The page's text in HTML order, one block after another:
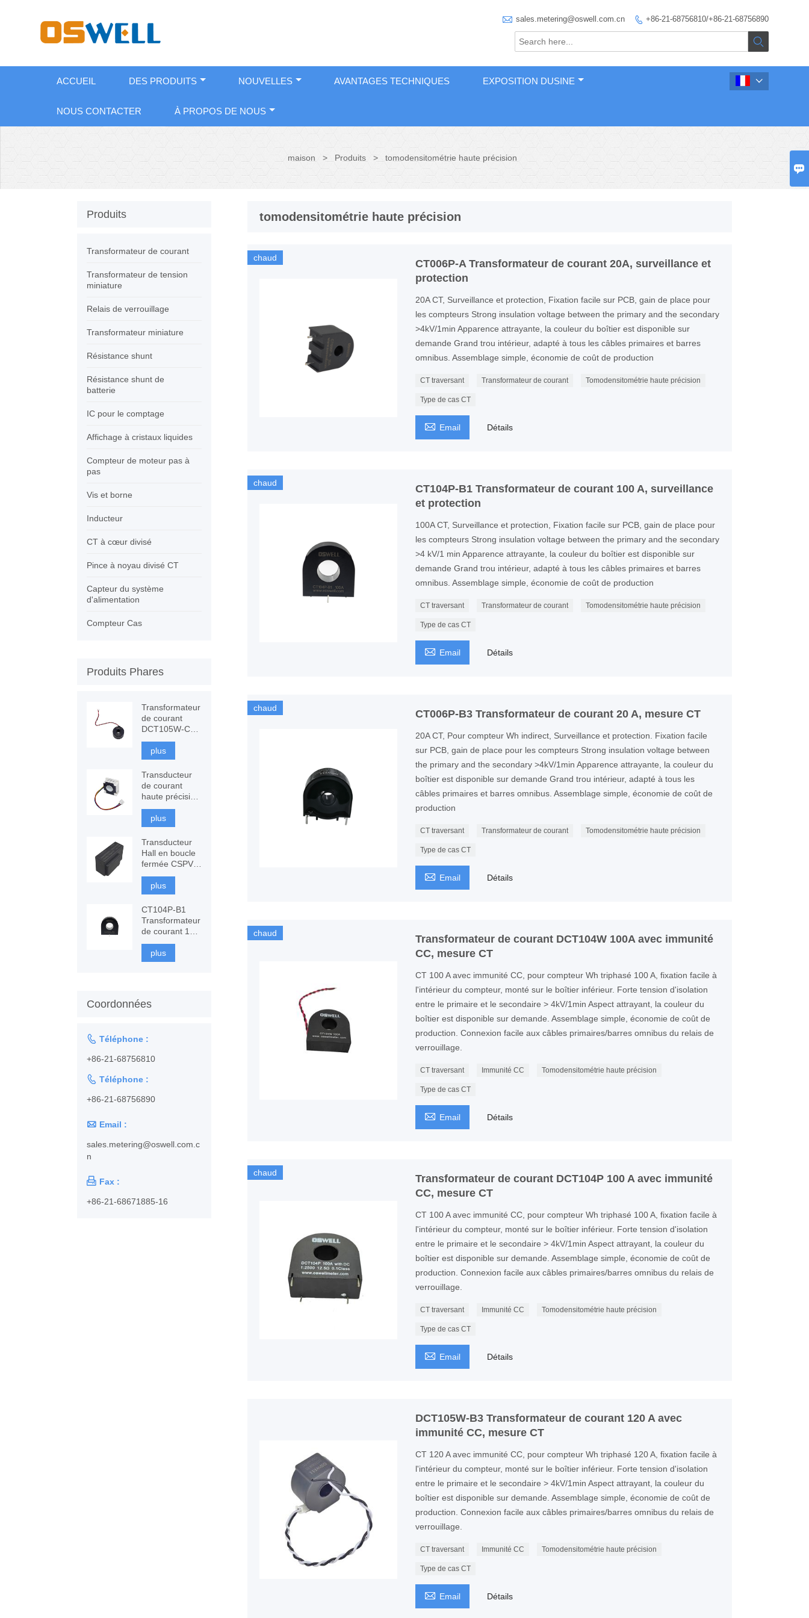

 sales.metering@oswell.com.cn  +86-21-68756810/+86-21-68756890

ACCUEIL DES PRODUITS NOUVELLES AVANTAGES TECHNIQUES EXPOSITION DUSINE
NOUS CONTACTER À PROPOS DE NOUS

maison > Produits > tomodensitométrie haute précision
tomodensitométrie haute précision
chaud
CT006P-A Transformateur de courant 20A, surveillance et
protection
20A CT, Surveillance et protection, Fixation facile sur PCB, gain de place pour
les compteurs Strong insulation voltage between the primary and the secondary
>4kV/1min Apparence attrayante, la couleur du boîtier est disponible sur
demande Grand trou intérieur, adapté à tous les câbles primaires et barres
omnibus. Assemblage simple, économie de coût de production
CT traversant Transformateur de courant Tomodensitométrie haute précision
Type de cas CT
 Email Détails
chaud
CT104P-B1 Transformateur de courant 100 A, surveillance
et protection
100A CT, Surveillance et protection, Fixation facile sur PCB, gain de place pour
les compteurs Strong insulation voltage between the primary and the secondary
>4 kV/1 min Apparence attrayante, la couleur du boîtier est disponible sur
demande Grand trou intérieur, adapté à tous les câbles primaires et barres
omnibus. Assemblage simple, économie de coût de production
CT traversant Transformateur de courant Tomodensitométrie haute précision
Type de cas CT
 Email Détails
chaud CT006P-B3 Transformateur de courant 20 A, mesure CT
20A CT, Pour compteur Wh indirect, Surveillance et protection. Fixation facile
sur PCB, gain de place pour les compteurs Strong insulation voltage between
the primary and the secondary >4kV/1min Apparence attrayante, la couleur du
boîtier est disponible sur demande Grand trou intérieur, adapté à tous les
câbles primaires et barres omnibus. Assemblage simple, économie de coût de
production
CT traversant Transformateur de courant Tomodensitométrie haute précision
Type de cas CT
 Email Détails
chaud
Transformateur de courant DCT104W 100A avec immunité
CC, mesure CT
CT 100 A avec immunité CC, pour compteur Wh triphasé 100 A, fixation facile à
l'intérieur du compteur, monté sur le boîtier inférieur. Forte tension d'isolation
entre le primaire et le secondaire > 4kV/1min Aspect attrayant, la couleur du
boîtier est disponible sur demande. Assemblage simple, économie de coût de
production. Connexion facile aux câbles primaires/barres omnibus du relais de
verrouillage.
CT traversant Immunité CC Tomodensitométrie haute précision
Type de cas CT
 Email Détails
chaud
Transformateur de courant DCT104P 100 A avec immunité
CC, mesure CT
CT 100 A avec immunité CC, pour compteur Wh triphasé 100 A, fixation facile à
l'intérieur du compteur, monté sur le boîtier inférieur. Forte tension d'isolation
entre le primaire et le secondaire > 4kV/1min Aspect attrayant, la couleur du
boîtier est disponible sur demande. Assemblage simple, économie de coût de
production. Connexion facile aux câbles primaires/barres omnibus du relais de
verrouillage.
CT traversant Immunité CC Tomodensitométrie haute précision
Type de cas CT
 Email Détails
DCT105W-B3 Transformateur de courant 120 A avec
immunité CC, mesure CT
CT 120 A avec immunité CC, pour compteur Wh triphasé 120 A, fixation facile à
l'intérieur du compteur, monté sur le boîtier inférieur. Forte tension d'isolation
entre le primaire et le secondaire > 4kV/1min Aspect attrayant, la couleur du
boîtier est disponible sur demande. Assemblage simple, économie de coût de
production. Connexion facile aux câbles primaires/barres omnibus du relais de
verrouillage.
CT traversant Immunité CC Tomodensitométrie haute précision
Type de cas CT
 Email Détails
Produits
Transformateur de courant
Transformateur de tension
miniature
Relais de verrouillage
Transformateur miniature
Résistance shunt
Résistance shunt de
batterie
IC pour le comptage
Affichage à cristaux liquides
Compteur de moteur pas à
pas
Vis et borne
Inducteur
CT à cœur divisé
Pince à noyau divisé CT
Capteur du système
d'alimentation
Compteur Cas
Produits Phares
Transformateur
de courant
DCT105W-C3
120A avec
immunité CC,
mesure CT
plus
Transducteur
de courant
haute précision
CSPV-ITP-200,
fluxgate à
composants
plus
Transducteur
Hall en boucle
fermée CSPV-
LAH, mesure
AC, DC
plus
CT104P-B1
Transformateur
de courant 100
A, surveillance
et protection
plus
Coordonnées
 Téléphone :
+86-21-68756810
 Téléphone :
+86-21-68756890
 Email :
sales.metering@oswell.com.c
n
 Fax :
+86-21-68671885-16